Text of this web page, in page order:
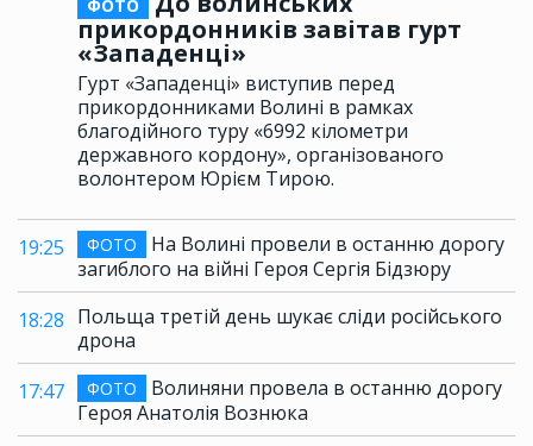
ФОТО
прикордонників завітав гурт
«Западенці»
Гурт «Западенці» виступив перед
прикордонниками Волині в рамках
благодійного туру «6992 кілометри
державного кордону», організованого
волонтером Юрієм Тирою.
19:25 ФОТО
На Волині провели в останню дорогу
загиблого на війні Героя Сергія Бідзюру
18:28 Польща третій день шукає сліди російського
дрона
17:47
ФОТО
Волиняни провела в останню дорогу
Героя Анатолія Вознюка